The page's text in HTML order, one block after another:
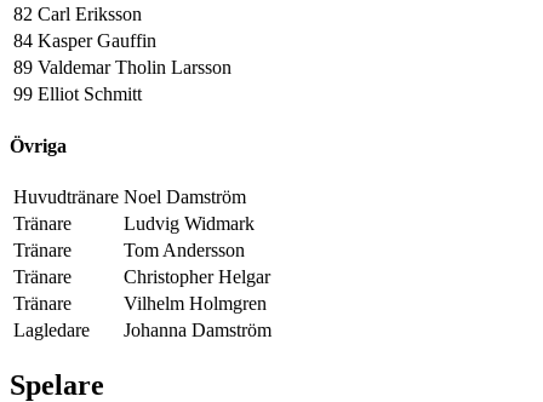
82 Carl Eriksson
84 Kasper Gauffin
89 Valdemar Tholin Larsson
99 Elliot Schmitt
Övriga
Huvudtränare Noel Damström
Tränare
Ludvig Widmark
Tränare
Tom Andersson
Tränare
Christopher Helgar
Tränare
Vilhelm Holmgren
Lagledare
Johanna Damström
Spelare